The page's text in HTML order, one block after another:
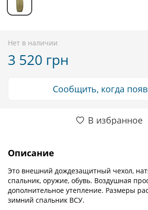
Нет в наличии
3 520 грн
Сообщить, когда
В избранное
Описание
Это внешний дождезащитный чехол,
спальник, оружие, обувь. Воздушная
дополнительное утепление. Размеры
зимний спальник ВСУ.